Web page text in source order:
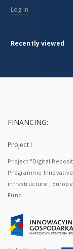
Log in
Recently viewed
FINANCING:
Project I
Project "Digital
Programme
infrastructure ;
Fund.